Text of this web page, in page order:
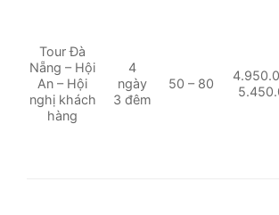
Tour Đà
Nẵng – Hội
An – Hội
nghị khách
hàng
4
ngày
3 đêm
50 – 80